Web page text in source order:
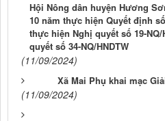
Hội Nông dân huyện Hương
10 năm thực hiện Quyết định
thực hiện Nghị quyết số 19-
quyết số 34-NQ/HNDTW
(11/09/2024)
Xã Mai Phụ khai mạc
(11/09/2024)